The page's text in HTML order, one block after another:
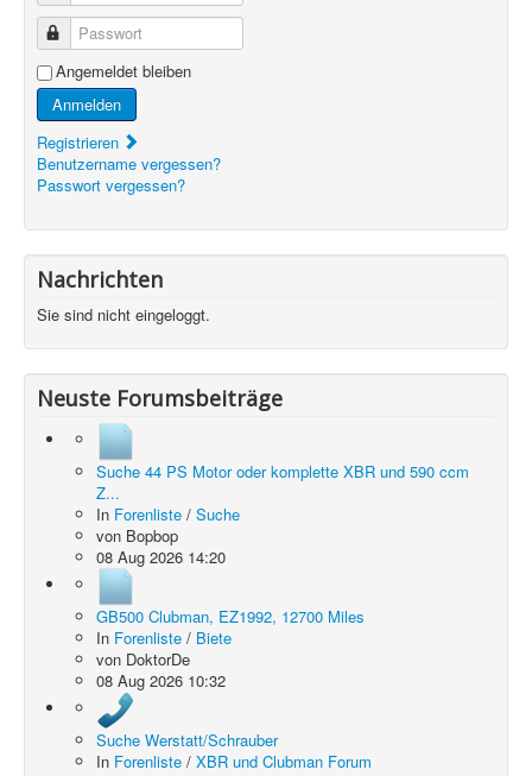
Passwort
Angemeldet bleiben
Anmelden
Registrieren
Benutzername vergessen?
Passwort vergessen?
Nachrichten
Sie sind nicht eingeloggt.
Neuste Forumsbeiträge
Suche 44 PS Motor oder komplette XBR und 590 ccm
Z...
In Forenliste / Suche
von Bopbop
08 Aug 2026 14:20
GB500 Clubman, EZ1992, 12700 Miles
In Forenliste / Biete
von DoktorDe
08 Aug 2026 10:32
Suche Werstatt/Schrauber
In Forenliste / XBR und Clubman Forum